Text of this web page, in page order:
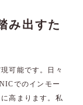
み出すた
可能です。日々
でのインモー
高まります。私